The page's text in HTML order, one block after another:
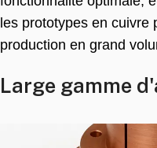
les prototypes en cuivre
production en grand
Large gamme